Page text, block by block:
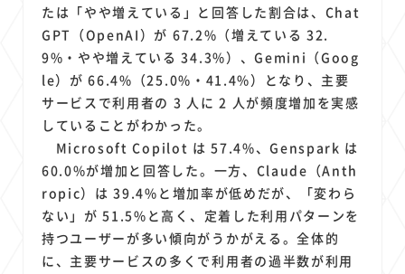
たは「やや増えている」と回答した割合は、Chat
GPT（OpenAI）が 67.2%（増えている 32.
9%・やや増えている 34.3%）、Gemini（Goog
le）が 66.4%（25.0%・41.4%）となり、主要
サービスで利用者の 3 人に 2 人が頻度増加を実感
していることがわかった。
Microsoft Copilot は 57.4%、Genspark は
60.0%が増加と回答した。一方、Claude（Anth
ropic）は 39.4%と増加率が低めだが、「変わら
ない」が 51.5%と高く、定着した利用パターンを
持つユーザーが多い傾向がうかがえる。全体的
に、主要サービスの多くで利用者の過半数が利用